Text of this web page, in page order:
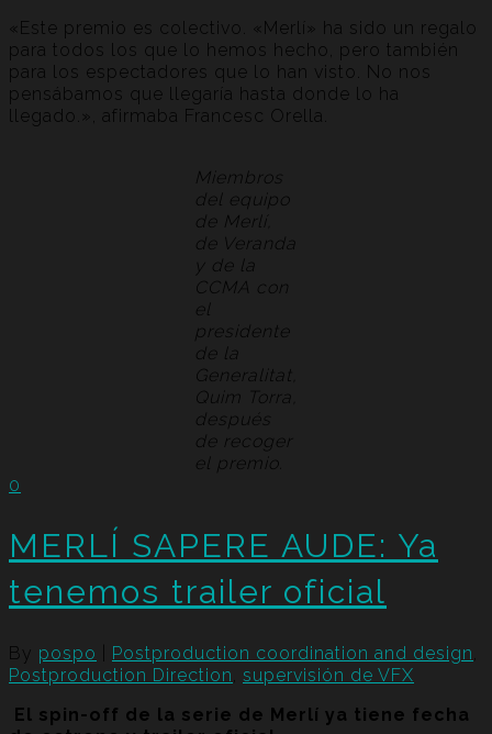
«Este premio es colectivo. «Merlí» ha sido un regalo
para todos los que lo hemos hecho, pero también
para los espectadores que lo han visto. No nos
pensábamos que llegaría hasta donde lo ha
llegado.», afirmaba Francesc Orella.
Miembros
del equipo
de Merlí,
de Veranda
y de la
CCMA con
el
presidente
de la
Generalitat,
Quim Torra,
después
de recoger
el premio.
0
MERLÍ SAPERE AUDE: Ya
tenemos trailer oficial
By pospo Postproduction coordination and design,
Postproduction Direction, supervisión de VFX
El spin-off de la serie de Merlí ya tiene fecha